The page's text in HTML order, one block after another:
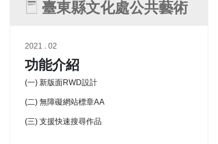
臺東縣文化處公共藝術
2021 . 02
功能介紹
(一) 新版面RWD設計
(二) 無障礙網站標章AA
(三) 支援快速搜尋作品